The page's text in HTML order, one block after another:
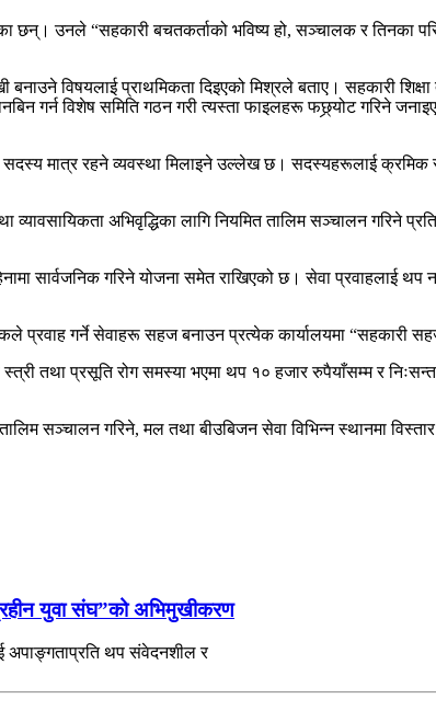
उनले “सहकारी बचतकर्ताको भविष्य हो, सञ्चालक र तिनका
बनाउने विषयलाई प्राथमिकता दिइएको मिश्रले बताए। सहकारी
विशेष समिति गठन गरी त्यस्ता फाइलहरू फछ्र्योट गरिने
सदस्य मात्र रहने व्यवस्था मिलाइने उल्लेख छ। सदस्यहरूलाई
व्यावसायिकता अभिवृद्धिका लागि नियमित तालिम सञ्चालन गरिने
सार्वजनिक गरिने योजना समेत राखिएको छ। सेवा प्रवाहलाई
प्रवाह गर्ने सेवाहरू सहज बनाउन प्रत्येक कार्यालयमा “सहकारी
तथा प्रसूति रोग समस्या भएमा थप १० हजार रुपैयाँसम्म र
सञ्चालन गरिने, मल तथा बीउबिजन सेवा विभिन्न स्थानमा
युवा संघ”को अभिमुखीकरण
अपाङ्गताप्रति थप संवेदनशील र